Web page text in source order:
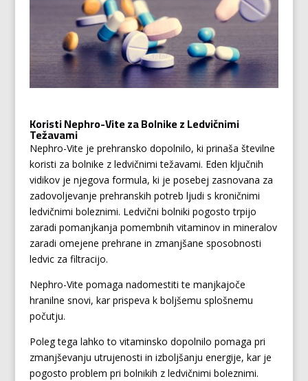
Koristi Nephro-Vite za Bolnike z Ledvičnimi
Težavami
Nephro-Vite je prehransko dopolnilo, ki prinaša številne
koristi za bolnike z ledvičnimi težavami. Eden ključnih
vidikov je njegova formula, ki je posebej zasnovana za
zadovoljevanje prehranskih potreb ljudi s kroničnimi
ledvičnimi boleznimi. Ledvični bolniki pogosto trpijo
zaradi pomanjkanja pomembnih vitaminov in mineralov
zaradi omejene prehrane in zmanjšane sposobnosti
ledvic za filtracijo.
Nephro-Vite pomaga nadomestiti te manjkajoče
hranilne snovi, kar prispeva k boljšemu splošnemu
počutju.
Poleg tega lahko to vitaminsko dopolnilo pomaga pri
zmanjševanju utrujenosti in izboljšanju energije, kar je
pogosto problem pri bolnikih z ledvičnimi boleznimi.